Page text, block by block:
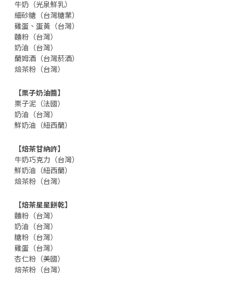
牛奶（光泉鮮乳）
細砂糖（台灣糖業）
雞蛋、蛋黃（台灣）
麵粉（台灣）
奶油（台灣）
蘭姆酒（台灣菸酒）
焙茶粉（台灣）
【栗子奶油醬】
栗子泥（法國）
奶油（台灣）
鮮奶油（紐西蘭）
【焙茶甘納許】
牛奶巧克力（台灣）
鮮奶油（紐西蘭）
焙茶粉（台灣）
【焙茶星星餅乾】
麵粉（台灣）
奶油（台灣）
糖粉（台灣）
雞蛋（台灣）
杏仁粉（美國）
焙茶粉（台灣）